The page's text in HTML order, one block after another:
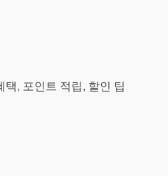
, 포인트 적립, 할인 팁